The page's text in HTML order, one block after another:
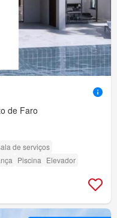
de Faro
de serviços
Piscina Elevador